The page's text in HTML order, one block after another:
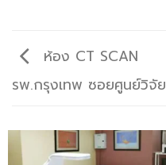
ห้อง CT SCAN
รพ.กรุงเทพ ซอยศูนย์วิจัย